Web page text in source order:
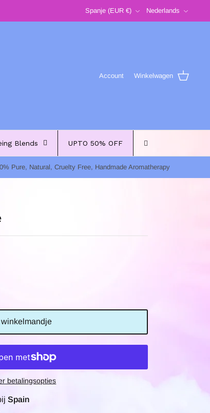
Spanje (EUR €) Nederlands
Account Winkelwagen
Blends UPTO 50% OFF
Pure, Natural, Cruelty Free, Handmade Aromatherapy
winkelmandje
betalingsopties
Spain